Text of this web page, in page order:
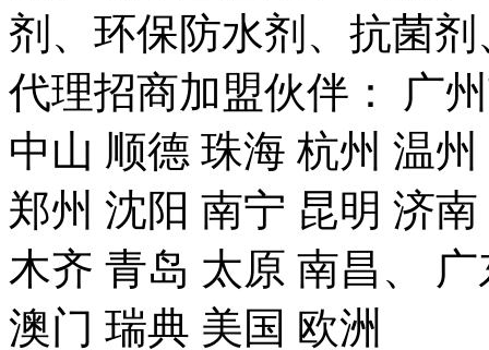
剂、环保防水剂、抗菌
代理招商加盟伙伴： 广
中山 顺德 珠海 杭州 温
郑州 沈阳 南宁 昆明 济
木齐 青岛 太原 南昌、
澳门 瑞典 美国 欧洲